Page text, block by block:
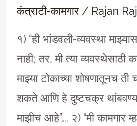
कंत्राटी-कामगार/ Rajan
१) “ही भांडवली-व्यवस्था
नाही; तर, मी त्या व्यवस्थेसाठी
माझ्या टोकाच्या शोषणातूनच
शकते आणि हे दुष्टचक्र
माझीच आहे”…. २) “मी कामगार